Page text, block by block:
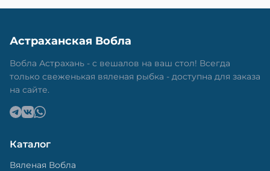
Астраханская Вобла
Вобла Астрахань - с вешалов на ваш стол! Всегда
только свеженькая вяленая рыбка - доступна для заказа
на сайте.
Каталог
Вяленая Вобла